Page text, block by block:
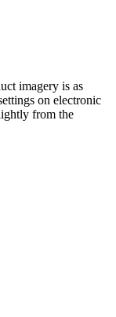
imagery is as
on electronic
from the